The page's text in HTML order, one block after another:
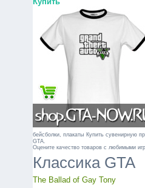
бейсболки, плакаты Купить сувенирную
GTA.
Оцените качество товаров с любимыми
Классика GTA
The Ballad of Gay Tony